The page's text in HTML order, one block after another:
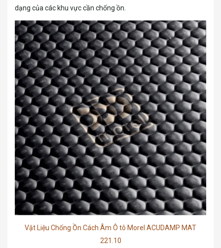
dạng của các khu vực cần chống ồn.
Vật Liệu Chống Ồn Cách Âm Ô tô Morel ACUDAMP MAT
221.10